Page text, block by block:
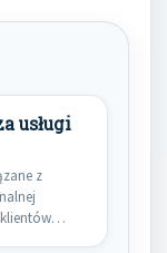
usługi
z